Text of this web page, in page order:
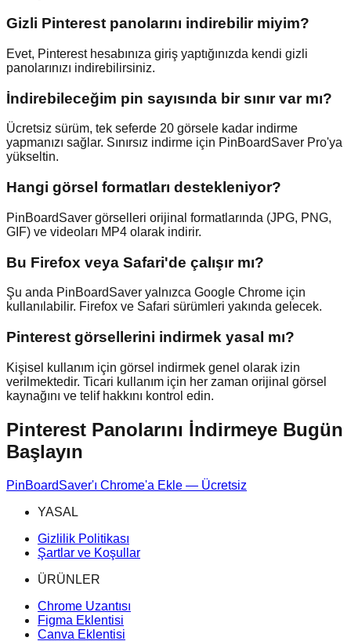
Gizli Pinterest panolarını indirebilir miyim?
Evet, Pinterest hesabınıza giriş yaptığınızda kendi gizli
panolarınızı indirebilirsiniz.
İndirebileceğim pin sayısında bir sınır var mı?
Ücretsiz sürüm, tek seferde 20 görsele kadar indirme
yapmanızı sağlar. Sınırsız indirme için PinBoardSaver Pro'ya
yükseltin.
Hangi görsel formatları destekleniyor?
PinBoardSaver görselleri orijinal formatlarında (JPG, PNG,
GIF) ve videoları MP4 olarak indirir.
Bu Firefox veya Safari'de çalışır mı?
Şu anda PinBoardSaver yalnızca Google Chrome için
kullanılabilir. Firefox ve Safari sürümleri yakında gelecek.
Pinterest görsellerini indirmek yasal mı?
Kişisel kullanım için görsel indirmek genel olarak izin
verilmektedir. Ticari kullanım için her zaman orijinal görsel
kaynağını ve telif hakkını kontrol edin.
Pinterest Panolarını İndirmeye Bugün
Başlayın
PinBoardSaver'ı Chrome'a Ekle — Ücretsiz
YASAL
Gizlilik Politikası
Şartlar ve Koşullar
ÜRÜNLER
Chrome Uzantısı
Figma Eklentisi
Canva Eklentisi